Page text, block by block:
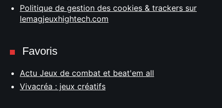
Politique de gestion des cookies & trackers sur
lemagjeuxhightech.com
Favoris
Actu Jeux de combat et beat'em all
Vivacréa : jeux créatifs